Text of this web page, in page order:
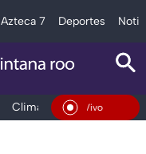
Azteca 7 Deportes
Clima Tráfico
En Vivo